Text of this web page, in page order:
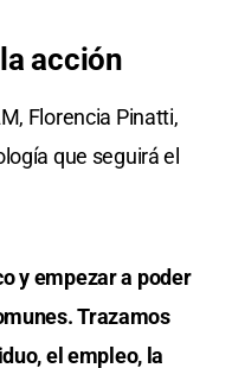
acción
Florencia Pinatti,
que seguirá el
y empezar a poder
Trazamos
el empleo, la